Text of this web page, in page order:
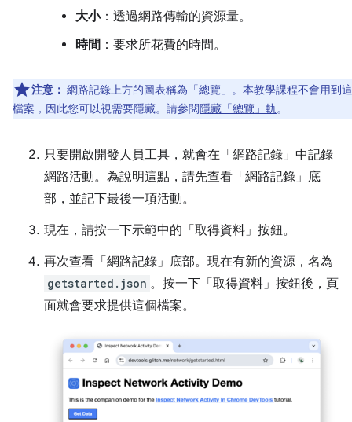
大小：透過網路傳輸的資源量。
時間 ：要求所花費的時間。
注意： 網路記錄上方的圖表稱為「總覽」。本教學課程不會用到
檔案，因此您可以視需要隱藏。請參閱隱藏「總覽」軌。
只要開啟開發人員工具，就會在「網路記錄」 中記錄
網路活動。為說明這點，請先查看「網路記錄」 底
部，並記下最後一項活動。
現在，請按一下示範中的「取得資料」 按鈕。
再次查看「網路記錄」 底部。現在有新的資源，名為
getstarted.json 。按一下「取得資料」 按鈕後，頁
面就會要求提供這個檔案。